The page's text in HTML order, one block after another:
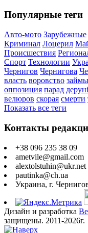
Популярные теги
Авто-мото Зарубежные
Криминал Лоцерил
Происшествия
Спорт Технологии
Чернигов Чернигова
власть воровство займы
оппозиция парад
велюров скорая смерти
Показать все теги
Контакты
+38 096 235 38 09
ametvile@gmail.com
alextolstuhin@ukr.net
pautinka@ch.ua
Украина, г.
Дизайн и разработка
защищены. 2011-2026г.